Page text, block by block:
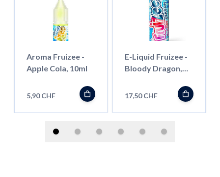
Aroma Fruizee -
Apple Cola, 10ml
5,90 CHF
E-Liquid Fruizee -
Bloody Dragon,
17,50 CHF